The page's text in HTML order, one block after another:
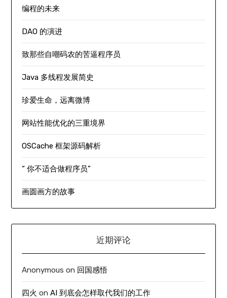
编程的未来
DAO 的演进
致那些自嘲码农的苦逼程序员
Java 多线程发展简史
珍爱生命，远离微博
网站性能优化的三重境界
OSCache 框架源码解析
“ 你不适合做程序员”
画圆画方的故事
近期评论
Anonymous on 回国感悟
四火 onAI 到底会怎样取代我们的工作